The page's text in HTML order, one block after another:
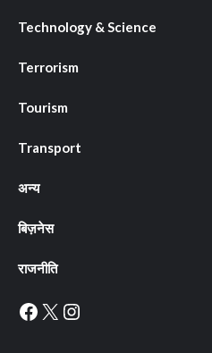
Technology & Science
Terrorism
Tourism
Transport
अन्य
बिज़नेस
राजनीति
Facebook
X Instagram